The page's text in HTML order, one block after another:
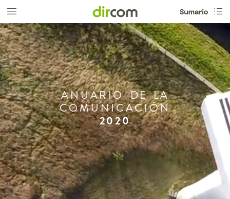
ANUARIO DE LA
COMUNICACIÓN
2020